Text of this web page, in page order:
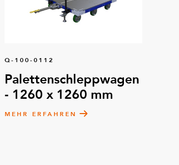
Q-100-0112
Palettenschleppwagen
- 1260 x 1260 mm
MEHR ERFAHREN